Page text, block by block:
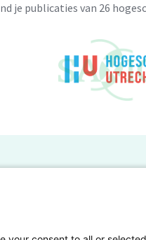
je publicaties van 26